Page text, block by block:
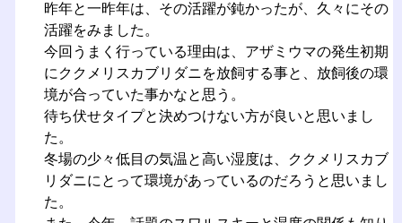
昨年と一昨年は、その活躍が鈍かったが、久々にその
活躍をみました。
今回うまく行っている理由は、アザミウマの発生初期
にククメリスカブリダニを放飼する事と、放飼後の環
境が合っていた事かなと思う。
待ち伏せタイプと決めつけない方が良いと思いまし
た。
冬場の少々低目の気温と高い湿度は、ククメリスカブ
リダニにとって環境があっているのだろうと思いまし
た。